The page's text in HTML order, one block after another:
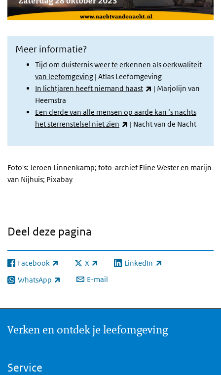
Meer informatie?
Tijd om duisternis weer te erkennen als oerkwaliteit
van leefomgeving | Atlas Leefomgeving
In lichtjaren heeft niemand haast
(externe link)
| Marjolijn van
Heemstra
Een derde van alle mensen op aarde kan ’s nachts
het sterrenstelsel niet zien
(externe link)
| Nacht van de Nacht
Foto's: Jeroen Linnenkamp; foto-archief Eline Wester en marijn
van Nijhuis; Pixabay
Deel deze pagina
Facebook
(externe link) X
(externe link) LinkedIn
(externe link)
WhatsApp
(externe link) E-mail
Verken en ontdek je leefomgeving
Service